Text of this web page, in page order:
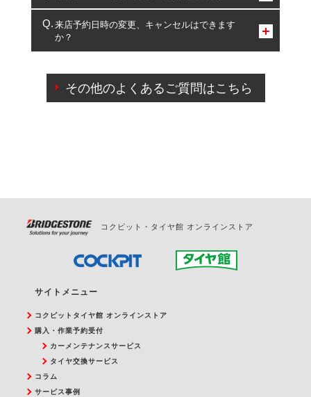
複数サービスのご予約は可能です。
一部の商品・サービスの組み合わせに限り、同時にご予約が
出来ないものもございます。
来店予約日時の変更、キャンセルはできます
か？
ご来店予約日の3営業日前を過ぎている場合のご予約
の日時変更につきましては、直接ご予約の店舗まで
その他のよくあるご質問はこちら
コクピット・タイヤ館 オンラインストア
サイトメニュー
コクピットタイヤ館 オンラインストア
購入・作業予約受付
カーメンテナンスサービス
タイヤ交換サービス
コラム
サービス事例